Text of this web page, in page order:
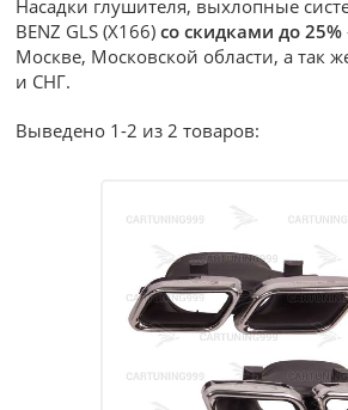
Насадки глушителя, выхлопные
BENZ GLS (X166)со скидками до 25%
Москве, Московской области, а так
и СНГ.
Выведено 1-2 из 2 товаров: